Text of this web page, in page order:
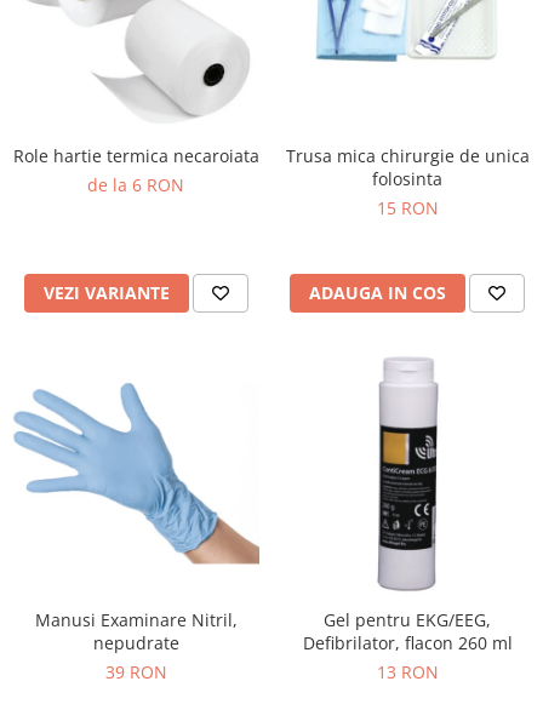
Echipamente de urgenta
Electrocardiografe
Exoftalmometre
Fundus Camera
Glucometre
Holtere
Incubatoare
Injectomate si infuzomate
Dezinfectare
Lampi de operatie si medicale
Laringoscoape
Truse perfuzie
Role hartie termica necaroiata
de la 6 RON
VEZI VARIANTE
Trusa mica chirurgie de unica
folosinta
15 RON
ADAUGA IN COS
Manusi Examinare Nitril,
nepudrate
39 RON
Gel pentru EKG/EEG,
Defibrilator, flacon 260 ml
13 RON